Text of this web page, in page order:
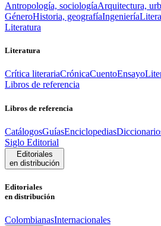
Antropología, sociologíaArquitectura,
GéneroHistoria, geografíaIngeniería
Literatura
Literatura
Crítica literariaCrónicaCuentoEnsayo
Libros de referencia
Libros de referencia
CatálogosGuíasEnciclopedias
Siglo Editorial
Editoriales
en distribución
Editoriales
en distribución
ColombianasInternacionales